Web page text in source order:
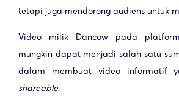
tetapi juga mendorong audiens untuk
Video milik Dancow pada
mungkin dapat menjadi salah satu
dalam membuat video informatif
shareable.